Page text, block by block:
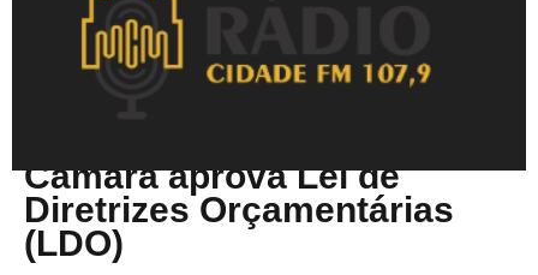
Câmara aprova Lei de
Diretrizes Orçamentárias
(LDO)